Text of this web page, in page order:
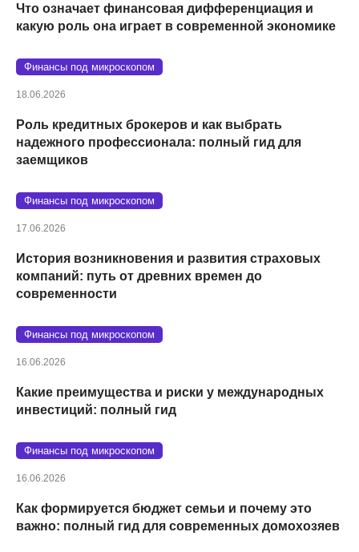
Что означает финансовая дифференциация и
какую роль она играет в современной экономике
Финансы под микроскопом
18.06.2026
Роль кредитных брокеров и как выбрать
надежного профессионала: полный гид для
заемщиков
Финансы под микроскопом
17.06.2026
История возникновения и развития страховых
компаний: путь от древних времен до
современности
Финансы под микроскопом
16.06.2026
Какие преимущества и риски у международных
инвестиций: полный гид
Финансы под микроскопом
16.06.2026
Как формируется бюджет семьи и почему это
важно: полный гид для современных домохозяев